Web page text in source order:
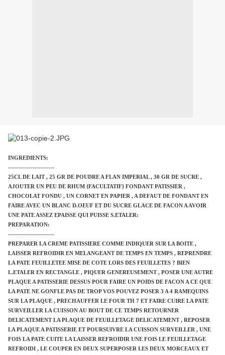
INGREDIENTS:
-----------------------
25CL DE LAIT , 25 GR DE POUDRE A FLAN IMPERIAL , 30 GR DE SUCRE ,
AJOUTER UN PEU DE RHUM {FACULTATIF} FONDANT PATISSIER ,
CHOCOLAT FONDU , UN CORNET EN PAPIER , A DEFAUT DE FONDANT EN
FAIRE AVEC UN BLANC D.OEUF ET DU SUCRE GLACE DE FACON A AVOIR
UNE PATE ASSEZ EPAISSE QUI PUISSE S.ETALER:
PREPARATION:
-----------------------
PREPARER LA CREME PATISSIERE COMME INDIQUER SUR LA BOITE ,
LAISSER REFROIDIR EN MELANGEANT DE TEMPS EN TEMPS , REPRENDRE
LA PATE FEUILLETEE MISE DE COTE LORS DES FEUILLETES ? BIEN
L.ETALER EN RECTANGLE , PIQUER GENEREUSEMENT , POSER UNE AUTRE
PLAQUE A PATISSERIE DESSUS POUR FAIRE UN POIDS DE FACON A CE QUE
LA PATE NE GONFLE PAS DE TROP VOS POUVEZ POSER 3 A 4 RAMEQUINS
SUR LA PLAQUE , PRECHAUFFER LE FOUR TH 7 ET FAIRE CUIRE LA PATE
SURVEILLER LA CUISSON AU BOUT DE CE TEMPS RETOURNER
DELICATEMENT LA PLAQUE DE FEUILLETAGE DELICATEMENT , REPOSER
LA PLAQUE A PATISSERIE ET POURSUIVRE LA CUISSON SURVEILLER , UNE
FOIS LA PATE CUITE LA LAISSER REFROIDIR UNE FOIS LE FEUILLETAGE
REFROIDI , LE COUPER EN DEUX SUPERPOSER LES DEUX MORCEAUX ET